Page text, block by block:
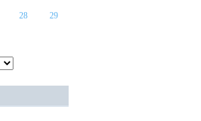
28 29